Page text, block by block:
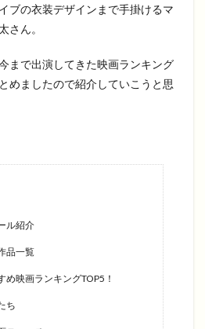
ブの衣装デザインまで手掛けるマ
さん。
まで出演してきた映画ランキング
めましたので紹介していこうと思
ル紹介
品一覧
め映画ランキングTOP5！
ち